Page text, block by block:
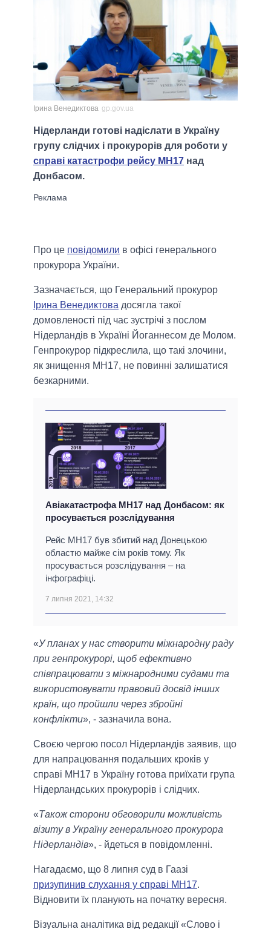
Ірина Венедиктова gp.gov.ua
Нідерланди готові надіслати в Україну
групу слідчих і прокурорів для роботи у
справі катастрофи рейсу МН17 над
Донбасом.
Про це повідомили в офісі генерального
прокурора України.
Зазначається, що Генеральний прокурор
Ірина Венедиктова досягла такої
домовленості під час зустрічі з послом
Нідерландів в Україні Йоганнесом де Молом.
Генпрокурор підкреслила, що такі злочини,
як знищення МН17, не повинні залишатися
безкарними.
Авіакатастрофа MH17 над Донбасом: як
просувається розслідування
Рейс MH17 був збитий над Донецькою
областю майже сім років тому. Як
просувається розслідування – на
інфографіці.
7 липня 2021, 14:32
«У планах у нас створити міжнародну раду
при генпрокурорі, щоб ефективно
співпрацювати з міжнародними судами та
використовувати правовий досвід інших
країн, що пройшли через збройні
конфлікти», - зазначила вона.
Своєю чергою посол Нідерландів заявив, що
для напрацювання подальших кроків у
справі МН17 в Україну готова приїхати група
Нідерландських прокурорів і слідчих.
«Також сторони обговорили можливість
візиту в Україну генерального прокурора
Нідерландів», - йдеться в повідомленні.
Нагадаємо, що 8 липня суд в Гаазі
призупинив слухання у справі МН17.
Відновити їх планують на початку вересня.
Візуальна аналітика від редакції «Слово і